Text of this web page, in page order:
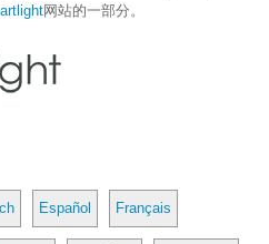
网站的一部分。
Español Français